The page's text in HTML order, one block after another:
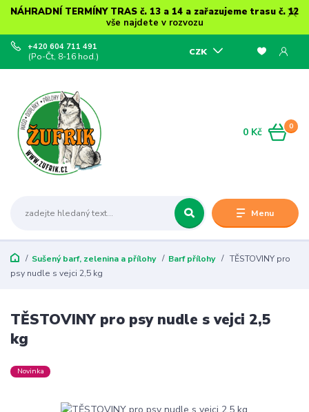
NÁHRADNÍ TERMÍNY TRAS č. 13 a 14 a zařazujeme trasu č. 12
vše najdete v rozvozu
Menu
CZK
+420 604 711 491
(Po-Čt, 8-16 hod.)
0
0 Kč
Sušený barf, zelenina a přílohy Barf přílohy
TĚSTOVINY pro
psy nudle s vejci 2,5 kg
TĚSTOVINY pro psy nudle s vejci 2,5
kg
Novinka